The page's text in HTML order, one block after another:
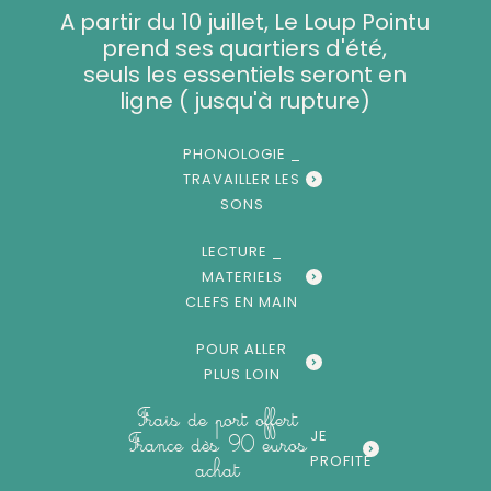
A partir du 10 juillet, Le Loup Pointu
prend ses quartiers d'été,
seuls les essentiels seront en
ligne ( jusqu'à rupture)
PHONOLOGIE _
TRAVAILLER LES
SONS
LECTURE _
MATERIELS
CLEFS EN MAIN
POUR ALLER
PLUS LOIN
Frais de port offert
France dès 90 euros
achat
JE
PROFITE